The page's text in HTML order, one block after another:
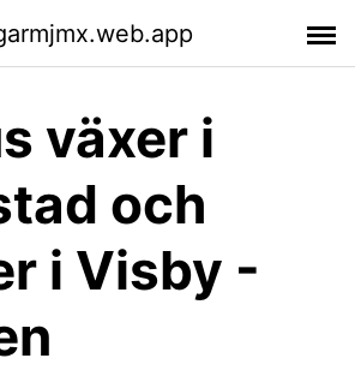
växer i
och
i Visby -